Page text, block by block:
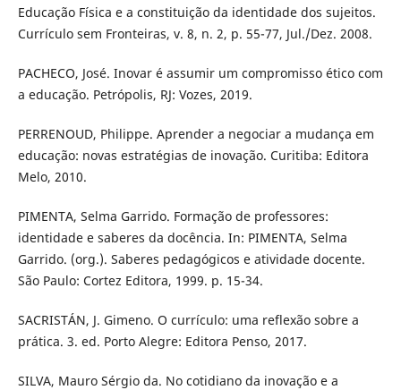
Educação Física e a constituição da identidade dos sujeitos.
Currículo sem Fronteiras, v. 8, n. 2, p. 55-77, Jul./Dez. 2008.
PACHECO, José. Inovar é assumir um compromisso ético com
a educação. Petrópolis, RJ: Vozes, 2019.
PERRENOUD, Philippe. Aprender a negociar a mudança em
educação: novas estratégias de inovação. Curitiba: Editora
Melo, 2010.
PIMENTA, Selma Garrido. Formação de professores:
identidade e saberes da docência. In: PIMENTA, Selma
Garrido. (org.). Saberes pedagógicos e atividade docente.
São Paulo: Cortez Editora, 1999. p. 15-34.
SACRISTÁN, J. Gimeno. O currículo: uma reflexão sobre a
prática. 3. ed. Porto Alegre: Editora Penso, 2017.
SILVA, Mauro Sérgio da. No cotidiano da inovação e a